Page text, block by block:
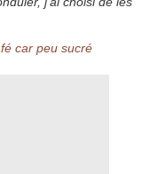
car peu sucré